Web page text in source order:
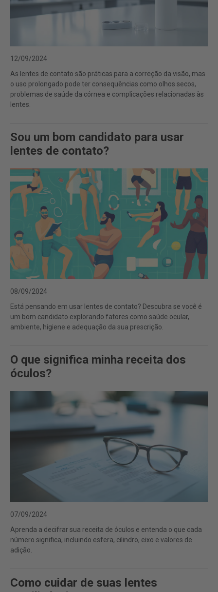
12/09/2024
As lentes de contato são práticas para a correção da visão, mas
o uso prolongado pode ter consequências como olhos secos,
problemas de saúde da córnea e complicações relacionadas às
lentes.
Sou um bom candidato para usar
lentes de contato?
08/09/2024
Está pensando em usar lentes de contato? Descubra se você é
um bom candidato explorando fatores como saúde ocular,
ambiente, higiene e adequação da sua prescrição.
O que significa minha receita dos
óculos?
07/09/2024
Aprenda a decifrar sua receita de óculos e entenda o que cada
número significa, incluindo esfera, cilindro, eixo e valores de
adição.
Como cuidar de suas lentes